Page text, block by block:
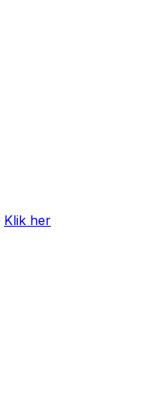
Klik her